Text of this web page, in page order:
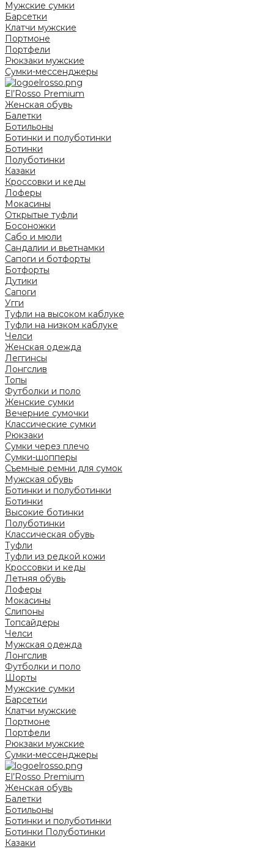
Мужские сумки
Барсетки
Клатчи мужские
Портмоне
Портфели
Рюкзаки мужские
Сумки-мессенджеры
El’Rosso Premium
Женская обувь
Балетки
Ботильоны
Ботинки и полуботинки
Ботинки
Полуботинки
Казаки
Кроссовки и кеды
Лоферы
Мокасины
Открытые туфли
Босоножки
Сабо и мюли
Сандалии и вьетнамки
Сапоги и ботфорты
Ботфорты
Дутики
Сапоги
Угги
Туфли на высоком каблуке
Туфли на низком каблуке
Челси
Женская одежда
Леггинсы
Лонгслив
Топы
Футболки и поло
Женские сумки
Вечерние сумочки
Классические сумки
Рюкзаки
Сумки через плечо
Сумки-шопперы
Съемные ремни для сумок
Мужская обувь
Ботинки и полуботинки
Ботинки
Высокие ботинки
Полуботинки
Классическая обувь
Туфли
Туфли из редкой кожи
Кроссовки и кеды
Летняя обувь
Лоферы
Мокасины
Слипоны
Топсайдеры
Челси
Мужская одежда
Лонгслив
Футболки и поло
Шорты
Мужские сумки
Барсетки
Клатчи мужские
Портмоне
Портфели
Рюкзаки мужские
Сумки-мессенджеры
El’Rosso Premium
Женская обувь
Балетки
Ботильоны
Ботинки и полуботинки
Ботинки Полуботинки
Казаки